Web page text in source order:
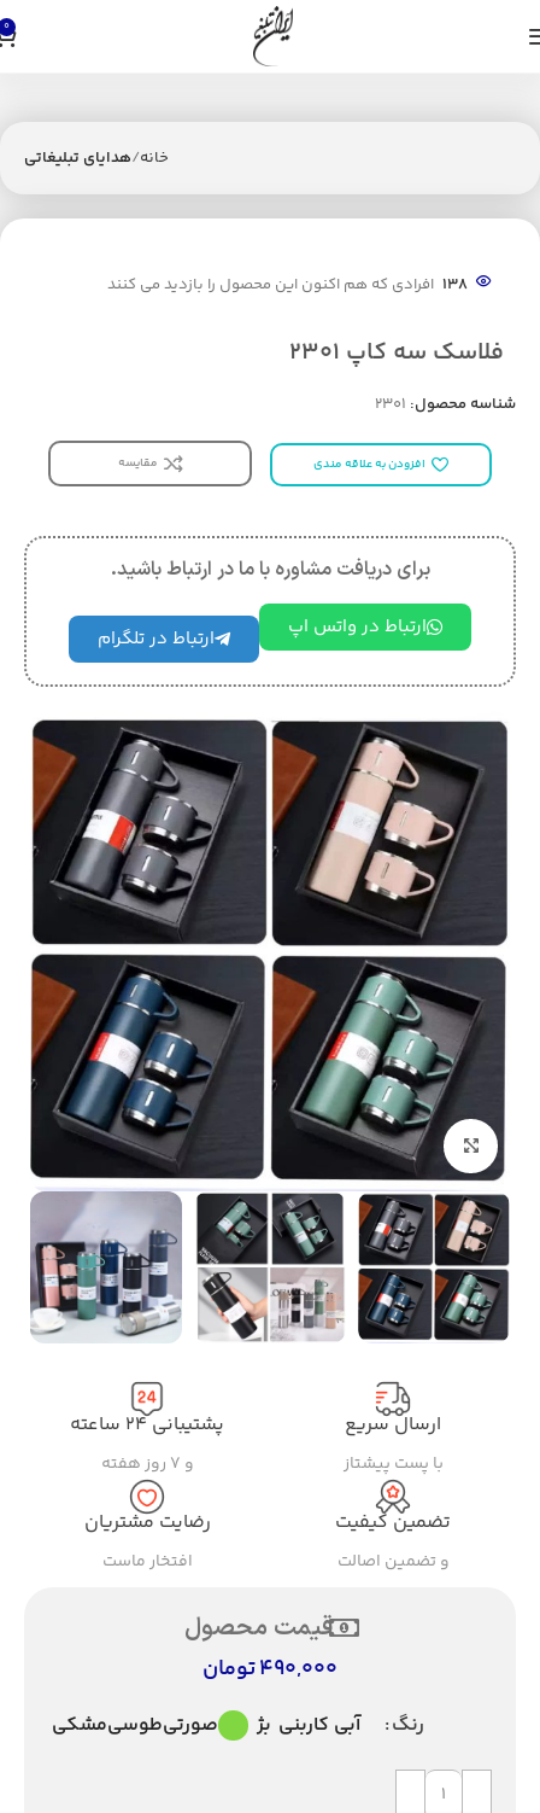
0
خانه هدایای تبلیغاتی
138 افرادی که هم اکنون این محصول را بازدید می کنند
فلاسک سه کاپ 2301
شناسه محصول: 2301
افزودن به علاقه مندی مقایسه
برای دریافت مشاوره با ما در ارتباط باشید.
ارتباط در واتس اپ ارتباط در تلگرام
بزرگنمایی تصویر
ارسال سریع
با پست پیشتاز
پشتیبانی ۲۴ ساعته
و ۷ روز هفته
تضمین کیفیت
و تضمین اصالت
رضایت مشتریان
افتخار ماست
قیمت محصول
490,000تومان
رنگ آبی کاربنی بژ صورتیطوسیمشکی